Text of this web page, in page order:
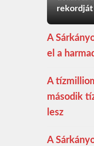
rekordját
A
el a
A
második
lesz
A